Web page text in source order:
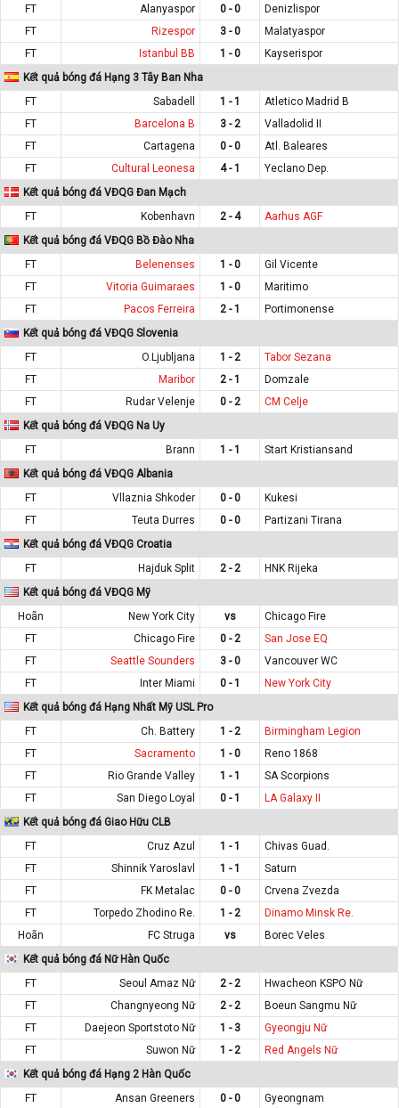
FT
Alanyaspor 0 - 0
Denizlispor
FT
Rizespor 3 - 0
Malatyaspor
FT
Istanbul BB 1 - 0
Kayserispor
Kết quả bóng đá Hạng 3 Tây Ban Nha
FT
Sabadell 1 - 1
Atletico Madrid B
FT
Barcelona B 3 - 2
Valladolid II
FT
Cartagena 0 - 0
Atl. Baleares
FT
Cultural Leonesa 4 - 1
Yeclano Dep.
Kết quả bóng đá VĐQG Đan Mạch
FT
Kobenhavn 2 - 4
Aarhus AGF
Kết quả bóng đá VĐQG Bồ Đào Nha
FT
Belenenses 1 - 0
Gil Vicente
FT
Vitoria Guimaraes 1 - 0
Maritimo
FT
Pacos Ferreira 2 - 1
Portimonense
Kết quả bóng đá VĐQG Slovenia
FT
O.Ljubljana 1 - 2
Tabor Sezana
FT
Maribor 2 - 1
Domzale
FT
Rudar Velenje 0 - 2
CM Celje
Kết quả bóng đá VĐQG Na Uy
FT
Brann 1 - 1
Start Kristiansand
Kết quả bóng đá VĐQG Albania
FT
Vllaznia Shkoder 0 - 0
Kukesi
FT
Teuta Durres 0 - 0
Partizani Tirana
Kết quả bóng đá VĐQG Croatia
FT
Hajduk Split 2 - 2
HNK Rijeka
Kết quả bóng đá VĐQG Mỹ
Hoãn
New York City vs
Chicago Fire
FT
Chicago Fire 0 - 2
San Jose EQ
FT
Seattle Sounders 3 - 0
Vancouver WC
FT
Inter Miami 0 - 1
New York City
Kết quả bóng đá Hạng Nhất Mỹ USL Pro
FT
Ch. Battery 1 - 2
Birmingham Legion
FT
Sacramento 1 - 0
Reno 1868
FT
Rio Grande Valley 1 - 1
SA Scorpions
FT
San Diego Loyal 0 - 1
LA Galaxy II
Kết quả bóng đá Giao Hữu CLB
FT
Cruz Azul 1 - 1
Chivas Guad.
FT
Shinnik Yaroslavl 1 - 1
Saturn
FT
FK Metalac 0 - 0
Crvena Zvezda
FT
Torpedo Zhodino Re. 1 - 2
Dinamo Minsk Re.
Hoãn
FC Struga vs
Borec Veles
Kết quả bóng đá Nữ Hàn Quốc
FT
Seoul Amaz Nữ 2 - 2
Hwacheon KSPO Nữ
FT
Changnyeong Nữ 2 - 2
Boeun Sangmu Nữ
FT
Daejeon Sportstoto Nữ 1 - 3
Gyeongju Nữ
FT
Suwon Nữ 1 - 2
Red Angels Nữ
Kết quả bóng đá Hạng 2 Hàn Quốc
FT
Ansan Greeners 0 - 0 Gyeongnam